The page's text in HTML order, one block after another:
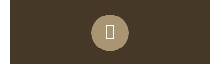
Ver Ruta